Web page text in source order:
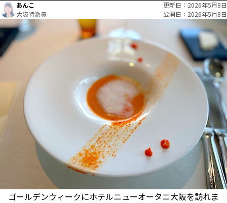
あんこ
大阪特派員
更新日
2026年5月8日
公開日
2026年5月8日
ゴールデンウィークにホテルニューオータニ大阪を訪れま